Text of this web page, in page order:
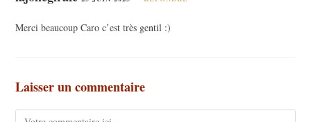
Merci beaucoup Caro c’est très gentil :)
Laisser un commentaire